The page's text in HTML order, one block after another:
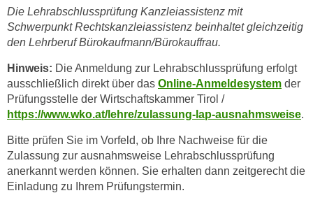
Die Lehrabschlussprüfung Kanzleiassistenz mit
Schwerpunkt Rechtskanzleiassistenz beinhaltet gleichzeitig
den Lehrberuf Bürokaufmann/Bürokauffrau.
Hinweis: Die Anmeldung zur Lehrabschlussprüfung erfolgt
ausschließlich direkt über das Online-Anmeldesystem der
Prüfungsstelle der Wirtschaftskammer Tirol /
https://www.wko.at/lehre/zulassung-lap-ausnahmsweise.
Bitte prüfen Sie im Vorfeld, ob Ihre Nachweise für die
Zulassung zur ausnahmsweise Lehrabschlussprüfung
anerkannt werden können. Sie erhalten dann zeitgerecht die
Einladung zu Ihrem Prüfungstermin.
e
r
h
i
n
a
u
e
n
p
e
r
n
e
b
e
z
o